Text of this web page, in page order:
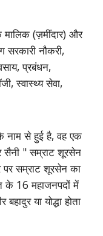
(ज़मींदार) और
नौकरी,
प्रबंधन,
स्वास्थ्य सेवा,
के नाम से हुई है, वह एक
सैनी " सम्राट शूरसेन
सम्राट शूरसेन का
के 16 महाजनपदों में
या योद्धा होता